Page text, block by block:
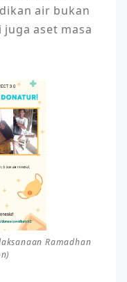
air bukan
aset masa
Ramadhan